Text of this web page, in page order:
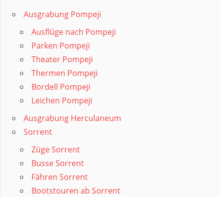
Ausgrabung Pompeji
Ausflüge nach Pompeji
Parken Pompeji
Theater Pompeji
Thermen Pompeji
Bordell Pompeji
Leichen Pompeji
Ausgrabung Herculaneum
Sorrent
Züge Sorrent
Busse Sorrent
Fähren Sorrent
Bootstouren ab Sorrent